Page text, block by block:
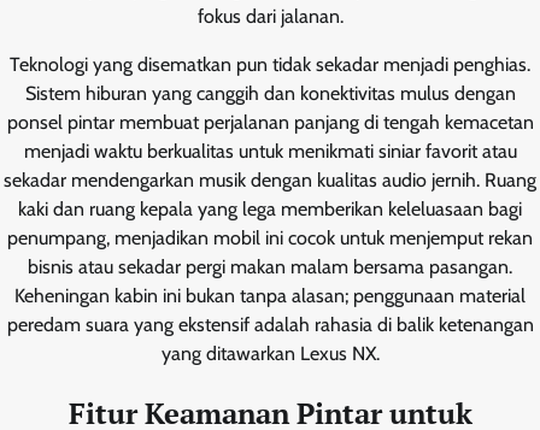
fokus dari jalanan.
Teknologi yang disematkan pun tidak sekadar menjadi penghias.
Sistem hiburan yang canggih dan konektivitas mulus dengan
ponsel pintar membuat perjalanan panjang di tengah kemacetan
menjadi waktu berkualitas untuk menikmati siniar favorit atau
sekadar mendengarkan musik dengan kualitas audio jernih. Ruang
kaki dan ruang kepala yang lega memberikan keleluasaan bagi
penumpang, menjadikan mobil ini cocok untuk menjemput rekan
bisnis atau sekadar pergi makan malam bersama pasangan.
Keheningan kabin ini bukan tanpa alasan; penggunaan material
peredam suara yang ekstensif adalah rahasia di balik ketenangan
yang ditawarkan Lexus NX.
Fitur Keamanan Pintar untuk